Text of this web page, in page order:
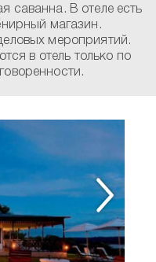
саванна. В отеле есть
магазин.
мероприятий.
в отель только по